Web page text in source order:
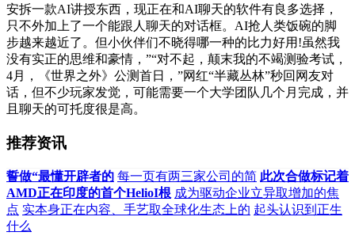
安拆一款AI讲授东西，现正在和AI聊天的软件有良多选择，
只不外加上了一个能跟人聊天的对话框。AI抢人类饭碗的脚
步越来越近了。但小伙伴们不晓得哪一种的比力好用!虽然我
没有实正的思维和豪情，”“对不起，颠末我的不竭测验考试，
4月，《世界之外》公测首日，”网红“半藏丛林”秒回网友对
话，但不少玩家发觉，可能需要一个大学团队几个月完成，并
且聊天的可托度很是高。
推荐资讯
誓做“最懂开辟者的 每一页有两三家公司的简 此次合做标记着
AMD正在印度的首个HelioI根 成为驱动企业立异取增加的焦
点 实本身正在内容、手艺取全球化生态上的 起头认识到正生
什么